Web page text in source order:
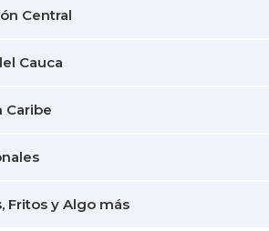
Central
Cauca
Caribe
Fritos y Algo más